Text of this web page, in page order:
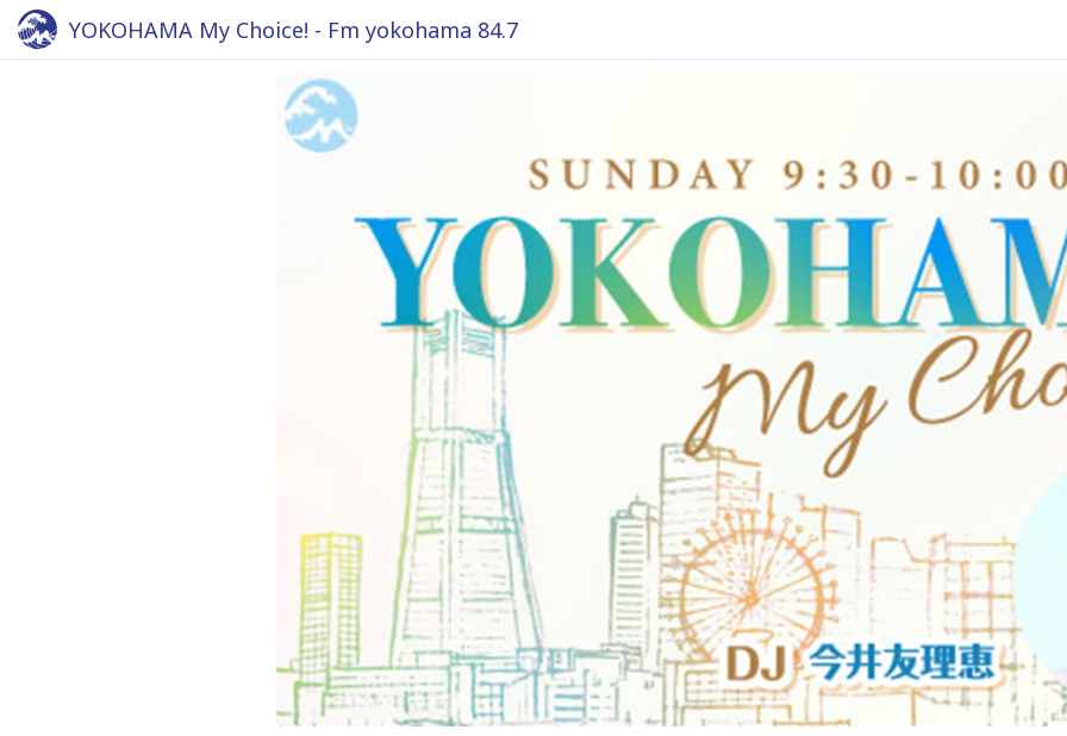
YOKOHAMA My Choice! - Fm yokohama 84.7